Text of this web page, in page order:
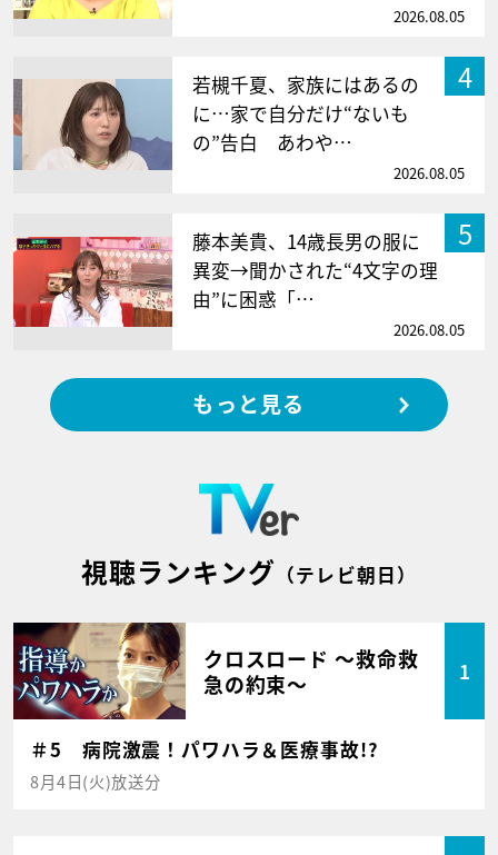
2026.08.05
4
若槻千夏、家族にはあるの
に…家で自分だけ“ないも
の”告白 あわや…
2026.08.05
5
藤本美貴、14歳長男の服に
異変→聞かされた“4文字の理
由”に困惑「…
2026.08.05
もっと見る
視聴ランキング （テレビ朝日）
クロスロード ～救命救
急の約束～
1
＃5 病院激震！パワハラ＆医療事故!?
8月4日(火)放送分